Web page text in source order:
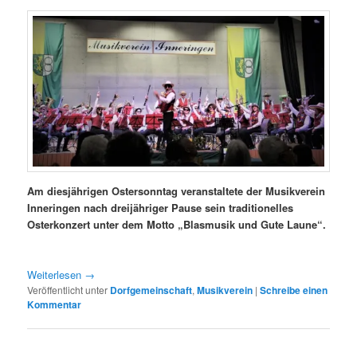
Am diesjährigen Ostersonntag veranstaltete der Musikverein
Inneringen nach dreijähriger Pause sein traditionelles
Osterkonzert unter dem Motto „Blasmusik und Gute Laune“.
Weiterlesen →
Veröffentlicht unter Dorfgemeinschaft,Musikverein |Schreibe einen
Kommentar